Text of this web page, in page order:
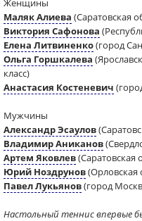
Женщины
Маляк Алиева (Саратовская
Виктория Сафонова
Елена Литвиненко(город
Ольга Горшкалева
класс)
Анастасия Костеневич
Мужчины
Александр Эсаулов
Владимир Аниканов
Артем Яковлев(Саратовская
Юрий Ноздрунов(Орловская
Павел Лукьянов(город
Настольный теннис впервые